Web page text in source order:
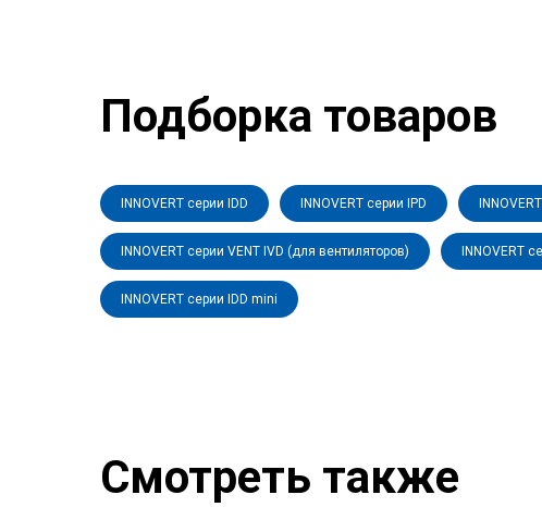
Подборка товаров
INNOVERT серии IDD INNOVERT серии IPD
INNOVERT серии VENT IVD (для вентиляторов) INNOVERT
INNOVERT серии IDD mini
Смотреть также